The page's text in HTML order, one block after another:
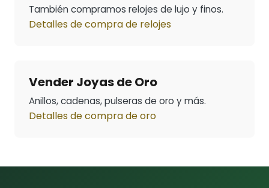
También compramos relojes de lujo y finos.
Detalles de compra de relojes
Vender Joyas de Oro
Anillos, cadenas, pulseras de oro y más.
Detalles de compra de oro